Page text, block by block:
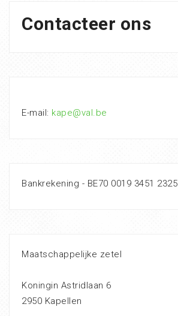
Contacteer ons
E-mail: kape@val.be
Bankrekening - BE70 0019 3451 2325
Maatschappelijke zetel
Koningin Astridlaan 6
2950 Kapellen